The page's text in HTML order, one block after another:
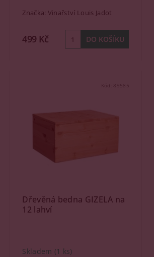
Značka: Vinařství Louis Jadot
499 Kč
Kód: 89585
Dřevěná bedna GIZELA na
12 lahví
Skladem (1 ks)